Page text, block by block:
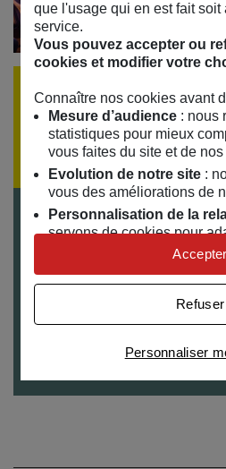
ÉVÈNEMENT
Si vous souhaitez recevoir la
email,inscrivez-vous à notre
Infos pratiques :
Le jeudi 9 novembre de
Gratuit sur inscription
Veuillez présenter votre
Pour venir au MAIF SOCIAL
horaires : toutes nos infos
que l'usage qui en est fait soit
service.
Vous pouvez accepter ou
cookies et modifier votre
Connaître nos cookies avant
Mesure d’audience: nous
statistiques pour mieux
vous faites du site et de
Evolution de notre site:
vous des améliorations de
Personnalisation de la
servons de cookies pour
personnaliser nos offres
Univers publicitaire: nous
publicités personnalisées
Personnaliser
Refuser
Accepter